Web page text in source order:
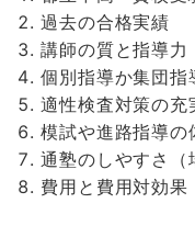
過去の合格実績
講師の質と指導力
個別指導か集団指
適性検査対策の充
模試や進路指導の
通塾のしやすさ（
費用と費用対効果